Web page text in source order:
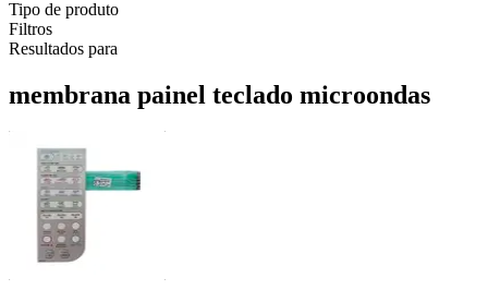
Tipo de produto
Filtros
Resultados para
membrana painel teclado microondas